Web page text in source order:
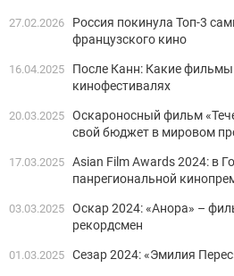
27.02.2026
Россия покинула Топ-3
французского кино
16.04.2025
После Канн: Какие фильмы
кинофестивалях
20.03.2025 Оскароносный фильм
свой бюджет в мировом
17.03.2025 Asian Film Awards 2024: в
панрегиональной
03.03.2025 Оскар 2024: «Анора» –
рекордсмен
01.03.2025 Сезар 2024: «Эмилия